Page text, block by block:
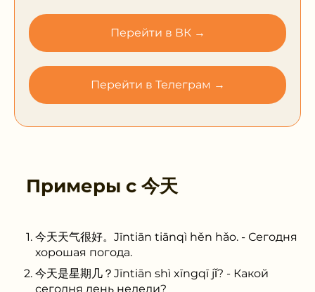
Перейти в ВК →
Перейти в Телеграм →
Примеры с 今天
今天天气很好。Jīntiān tiānqì hěn hǎo. - Сегодня
хорошая погода.
今天是星期几？Jīntiān shì xīngqī jǐ? - Какой
сегодня день недели?